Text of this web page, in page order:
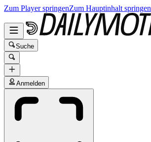
Zum Player springenZum Hauptinhalt springen
Suche
Anmelden